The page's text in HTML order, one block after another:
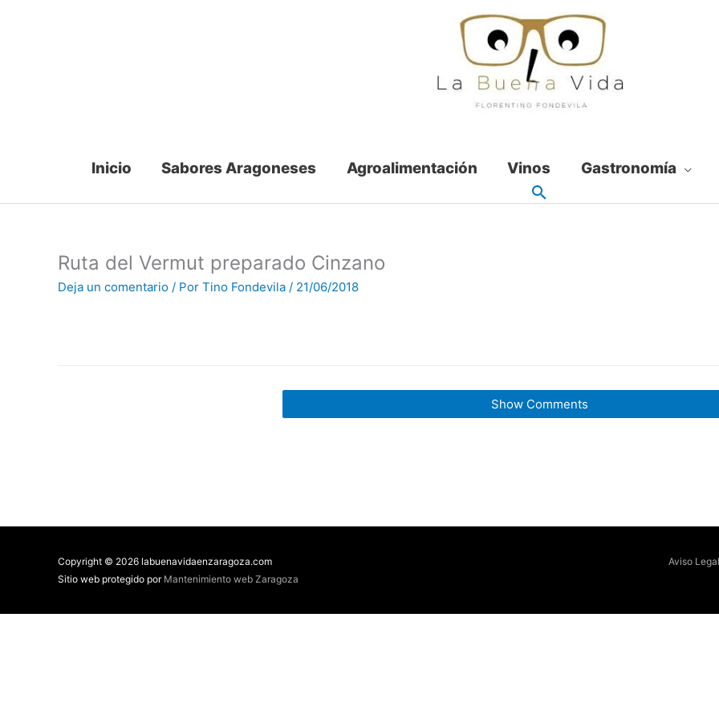
Inicio Sabores Aragoneses Agroalimentación Vinos Gastronomía
Ruta del Vermut preparado Cinzano
Deja un comentario / Por Tino Fondevila / 21/06/2018
Show Comments
Copyright © 2026 labuenavidaenzaragoza.com
Sitio web protegido por Mantenimiento web Zaragoza
Aviso Legal